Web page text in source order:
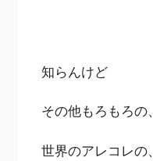
知らんけど
その他もろもろの、
世界のアレコレの、